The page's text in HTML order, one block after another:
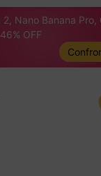
Nano Banana Pro,
OFF